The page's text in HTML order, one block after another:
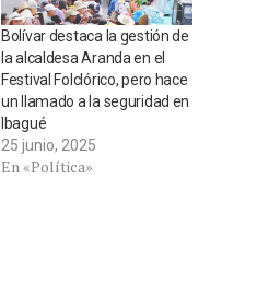
Bolívar destaca la gestión de
la alcaldesa Aranda en el
Festival Folclórico, pero hace
un llamado a la seguridad en
Ibagué
25 junio, 2025
En «Política»